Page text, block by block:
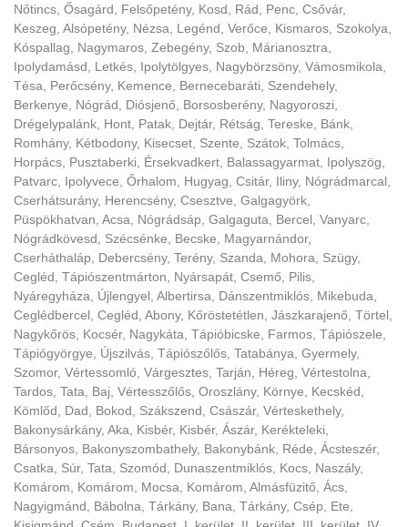
Nőtincs, Ősagárd, Felsőpetény, Kosd, Rád, Penc, Csővár,
Keszeg, Alsópetény, Nézsa, Legénd, Verőce, Kismaros, Szokolya,
Kóspallag, Nagymaros, Zebegény, Szob, Márianosztra,
Ipolydamásd, Letkés, Ipolytölgyes, Nagybörzsöny, Vámosmikola,
Tésa, Perőcsény, Kemence, Bernecebaráti, Szendehely,
Berkenye, Nógrád, Diósjenő, Borsosberény, Nagyoroszi,
Drégelypalánk, Hont, Patak, Dejtár, Rétság, Tereske, Bánk,
Romhány, Kétbodony, Kisecset, Szente, Szátok, Tolmács,
Horpács, Pusztaberki, Érsekvadkert, Balassagyarmat, Ipolyszög,
Patvarc, Ipolyvece, Őrhalom, Hugyag, Csitár, Iliny, Nógrádmarcal,
Cserhátsurány, Herencsény, Csesztve, Galgagyörk,
Püspökhatvan, Acsa, Nógrádsáp, Galgaguta, Bercel, Vanyarc,
Nógrádkövesd, Szécsénke, Becske, Magyarnándor,
Cserháthaláp, Debercsény, Terény, Szanda, Mohora, Szügy,
Cegléd, Tápiószentmárton, Nyársapát, Csemő, Pilis,
Nyáregyháza, Újlengyel, Albertirsa, Dánszentmiklós, Mikebuda,
Ceglédbercel, Cegléd, Abony, Kőröstetétlen, Jászkarajenő, Törtel,
Nagykőrös, Kocsér, Nagykáta, Tápióbicske, Farmos, Tápiószele,
Tápiógyörgye, Újszilvás, Tápiószőlős, Tatabánya, Gyermely,
Szomor, Vértessomló, Várgesztes, Tarján, Héreg, Vértestolna,
Tardos, Tata, Baj, Vértesszőlős, Oroszlány, Környe, Kecskéd,
Kömlőd, Dad, Bokod, Szákszend, Császár, Vérteskethely,
Bakonysárkány, Aka, Kisbér, Kisbér, Ászár, Kerékteleki,
Bársonyos, Bakonyszombathely, Bakonybánk, Réde, Ácsteszér,
Csatka, Súr, Tata, Szomód, Dunaszentmiklós, Kocs, Naszály,
Komárom, Komárom, Mocsa, Komárom, Almásfüzitő, Ács,
Nagyigmánd, Bábolna, Tárkány, Bana, Tárkány, Csép, Ete,